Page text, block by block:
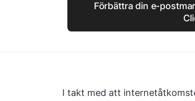
Förbättra din e-
I takt med att